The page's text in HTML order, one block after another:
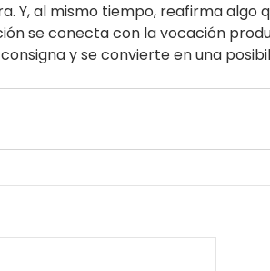
Y, al mismo tiempo, reafirma algo
se conecta con la vocación
y se convierte en una